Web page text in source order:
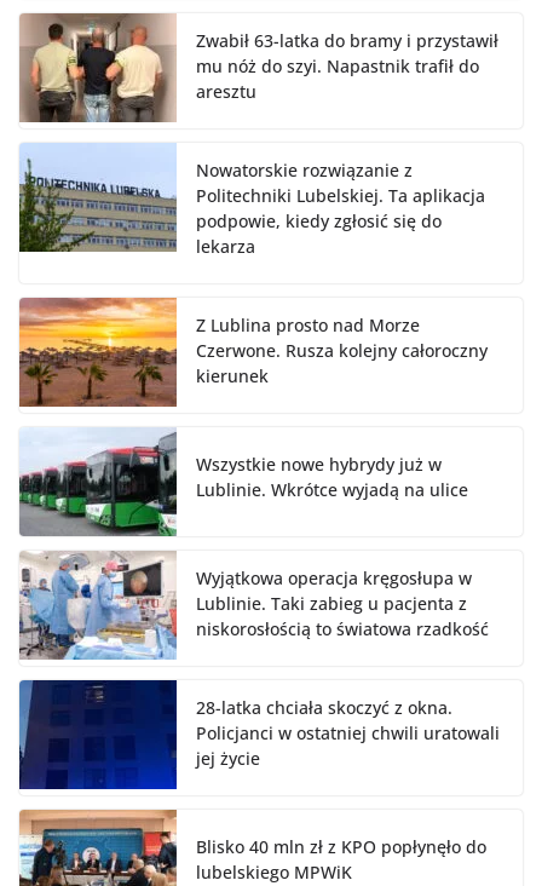
Zwabił 63-latka do bramy i przystawił
mu nóż do szyi. Napastnik trafił do
aresztu
Nowatorskie rozwiązanie z
Politechniki Lubelskiej. Ta aplikacja
podpowie, kiedy zgłosić się do
lekarza
Z Lublina prosto nad Morze
Czerwone. Rusza kolejny całoroczny
kierunek
Wszystkie nowe hybrydy już w
Lublinie. Wkrótce wyjadą na ulice
Wyjątkowa operacja kręgosłupa w
Lublinie. Taki zabieg u pacjenta z
niskorosłością to światowa rzadkość
28-latka chciała skoczyć z okna.
Policjanci w ostatniej chwili uratowali
jej życie
Blisko 40 mln zł z KPO popłynęło do
lubelskiego MPWiK